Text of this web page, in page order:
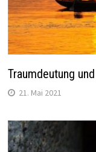
Traumdeutung
21. Mai 2021